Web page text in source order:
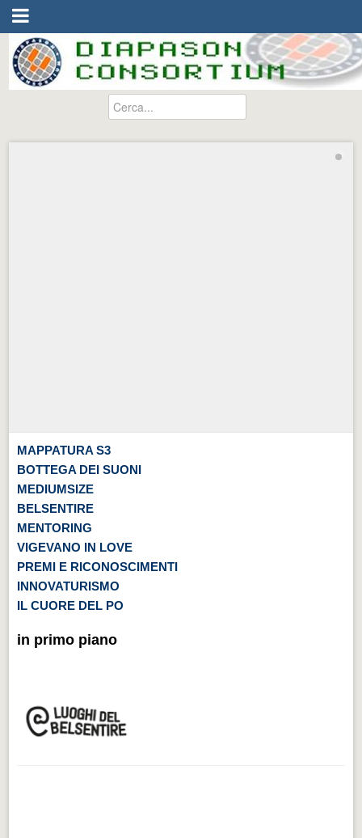
MAPPATURA S3
BOTTEGA DEI SUONI
MEDIUMSIZE
BELSENTIRE
MENTORING
VIGEVANO IN LOVE
PREMI E RICONOSCIMENTI
INNOVATURISMO
IL CUORE DEL PO
in primo piano